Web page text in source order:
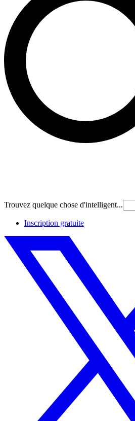
Trouvez quelque chose d'intelligent...
Inscription gratuite